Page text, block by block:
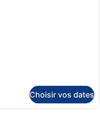
Choisir vos dates